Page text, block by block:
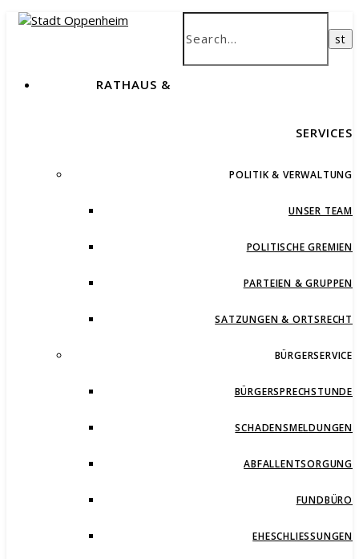
RATHAUS &
SERVICES
POLITIK & VERWALTUNG
UNSER TEAM
POLITISCHE GREMIEN
PARTEIEN & GRUPPEN
SATZUNGEN & ORTSRECHT
BÜRGERSERVICE
BÜRGERSPRECHSTUNDE
SCHADENSMELDUNGEN
ABFALLENTSORGUNG
FUNDBÜRO
EHESCHLIESSUNGEN